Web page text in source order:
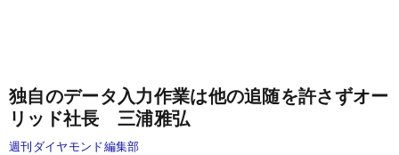
独自のデータ入力作業は他の追随を許さずオー
リッド社長 三浦雅弘
週刊ダイヤモンド編集部